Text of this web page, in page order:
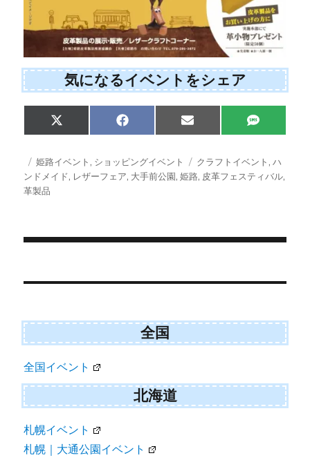
気になるイベントをシェア
Share
on
X
(
w
t
Share
on
F
a
e
b
o
Share
on
E
m
Share
on
S
M
投
稿
日:
カ
テ
ゴ
姫路イベント , ショッピングイベント
タ
グ
クラフトイベント ,ハ
ンドメイド, レザーフェア, 大手前公園,姫路, 皮革フェスティバル,
革製品
稿
ビ
ゲ
ー
シ
ョ
ン
全国
全国イベント
北海道
札幌イベント
札幌｜大通公園イベント